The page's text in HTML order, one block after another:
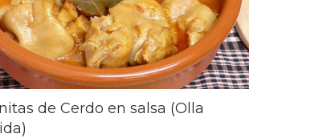
de Cerdo en salsa (Olla